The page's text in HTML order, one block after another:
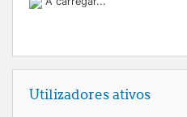
Utilizadores ativos